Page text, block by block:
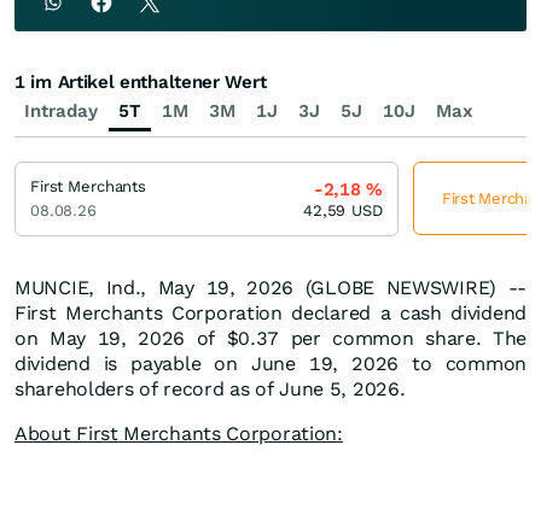
MUNCIE, Ind., May 19, 2026 (GLOBE NEWSWIRE) --
First Merchants Corporation declared a cash dividend
on May 19, 2026 of $0.37 per common share. The
dividend is payable on June 19, 2026 to common
shareholders of record as of June 5, 2026.
About First Merchants Corporation:
Intraday 5T 1M 3M 1J 3J 5J 10J Max
1 im Artikel enthaltener Wert
First Merchants
08.08.26
-2,18%
42,59 USD
First